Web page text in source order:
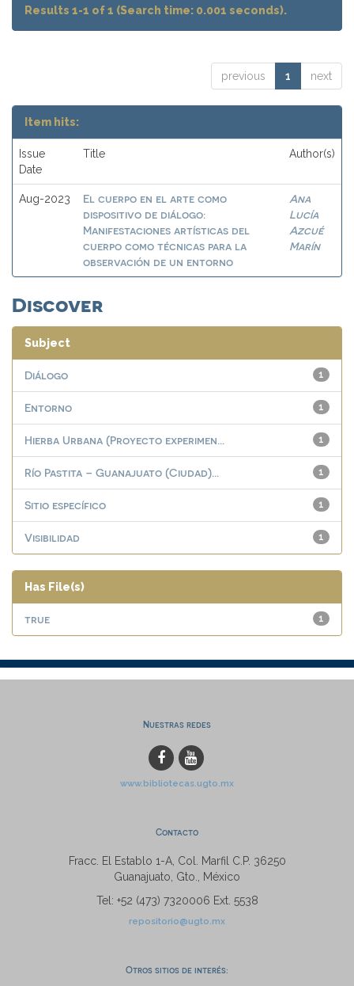
Results 1-1 of 1 (Search time: 0.001 seconds).
previous 1 next
Item hits:
Issue
Date
Title Author(s)
Aug-2023
El cuerpo en el arte como
dispositivo de diálogo:
Manifestaciones artísticas del
cuerpo como técnicas para la
observación de un entorno
Ana
Lucía
Azcué
Marín
Discover
Subject
1
Diálogo
1
Entorno
1
Hierba Urbana (Proyecto experimen...
1
Río Pastita – Guanajuato (Ciudad)...
1
Sitio específico
1
Visibilidad
Has File(s)
1
true
Nuestras redes
www.bibliotecas.ugto.mx
Contacto
Fracc. El Establo 1-A, Col. Marfil C.P. 36250
Guanajuato, Gto., México
Tel: +52 (473) 7320006 Ext. 5538
repositorio@ugto.mx
Otros sitios de interés: